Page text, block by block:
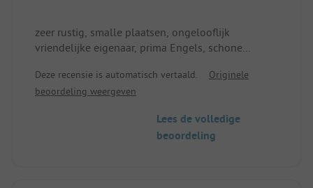
zeer rustig, smalle plaatsen, ongelooflijk
vriendelijke eigenaar, prima Engels, schone
personen, 1 auto en 1 tent)
Deze recensie is automatisch vertaald.
Originele
beoordeling weergeven
Lees de volledige
beoordeling